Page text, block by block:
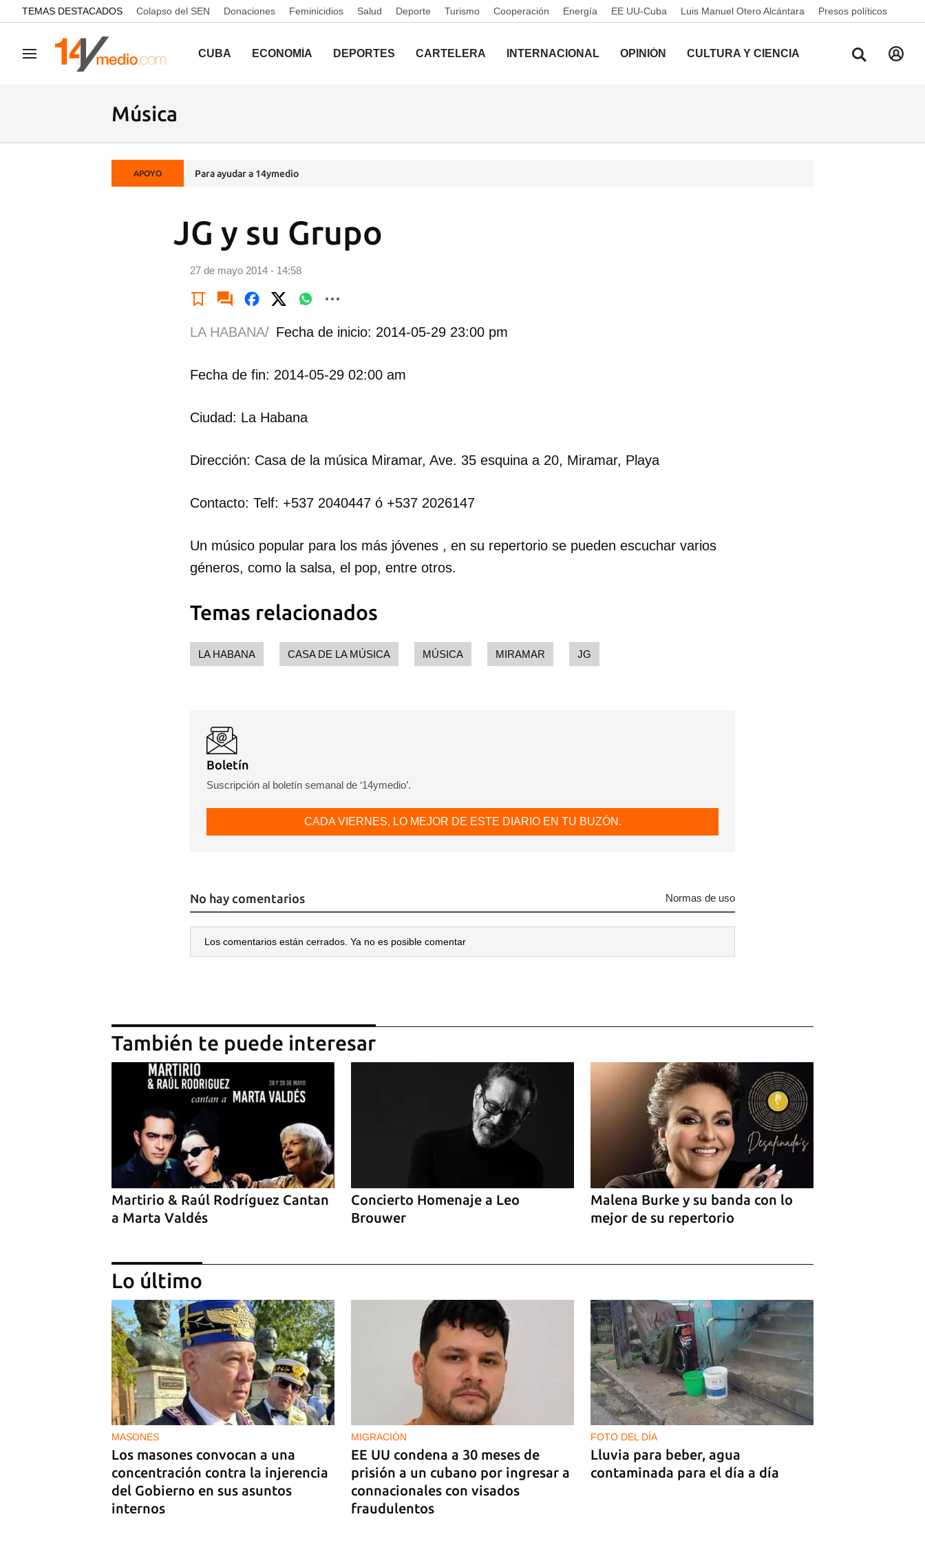
common.go-to-content
TEMAS DESTACADOS Colapso del SEN Donaciones Feminicidios Salud Deporte Turismo Cooperación Energía EE UU-Cuba Luis Manuel Otero Alcántara Presos políticos
Navegación CUBA ECONOMÍA DEPORTES CARTELERA INTERNACIONAL OPINIÓN CULTURA Y CIENCIA
Música
APOYO Para ayudar a 14ymedio
JG y su Grupo
27 de mayo 2014 - 14:58
INICIAR SESIÓN CANCELAR
LA HABANA/ Fecha de inicio: 2014-05-29 23:00 pm
Fecha de fin: 2014-05-29 02:00 am
Ciudad: La Habana
Dirección: Casa de la música Miramar, Ave. 35 esquina a 20, Miramar, Playa
Contacto: Telf: +537 2040447 ó +537 2026147
Un músico popular para los más jóvenes , en su repertorio se pueden escuchar varios
géneros, como la salsa, el pop, entre otros.
Temas relacionados
LA HABANA CASA DE LA MÚSICA MÚSICA MIRAMAR JG
Boletín
Suscripción al boletín semanal de ‘14ymedio’.
CADA VIERNES, LO MEJOR DE ESTE DIARIO EN TU BUZÓN.
No hay comentarios Normas de uso
Los comentarios están cerrados. Ya no es posible comentar
También te puede interesar
Martirio & Raúl Rodríguez Cantan
a Marta Valdés
Concierto Homenaje a Leo
Brouwer
Malena Burke y su banda con lo
mejor de su repertorio
Arturo Sandoval en concierto
junto a Chucho Valdés
Lo último
MASONES
Los masones convocan a una
concentración contra la injerencia
del Gobierno en sus asuntos
internos
MIGRACIÓN
EE UU condena a 30 meses de
prisión a un cubano por ingresar a
connacionales con visados
fraudulentos
FOTO DEL DÍA
Lluvia para beber, agua
contaminada para el día a día